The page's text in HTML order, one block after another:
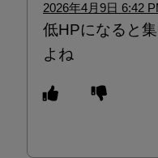
2026年4月9日 6:42
低HPになると
よね